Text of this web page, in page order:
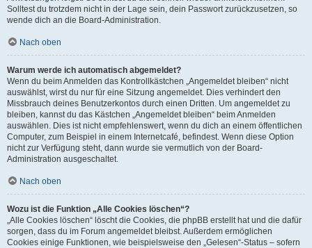
Solltest du trotzdem nicht in der Lage sein, dein Passwort zurückzusetzen, so
wende dich an die Board-Administration.
Nach oben
Warum werde ich automatisch abgemeldet?
Wenn du beim Anmelden das Kontrollkästchen „Angemeldet bleiben“ nicht
auswählst, wirst du nur für eine Sitzung angemeldet. Dies verhindert den
Missbrauch deines Benutzerkontos durch einen Dritten. Um angemeldet zu
bleiben, kannst du das Kästchen „Angemeldet bleiben“ beim Anmelden
auswählen. Dies ist nicht empfehlenswert, wenn du dich an einem öffentlichen
Computer, zum Beispiel in einem Internetcafé, befindest. Wenn diese Option
nicht zur Verfügung steht, dann wurde sie vermutlich von der Board-
Administration ausgeschaltet.
Nach oben
Wozu ist die Funktion „Alle Cookies löschen“?
„Alle Cookies löschen“ löscht die Cookies, die phpBB erstellt hat und die dafür
sorgen, dass du im Forum angemeldet bleibst. Außerdem ermöglichen
Cookies einige Funktionen, wie beispielsweise den „Gelesen“-Status – sofern